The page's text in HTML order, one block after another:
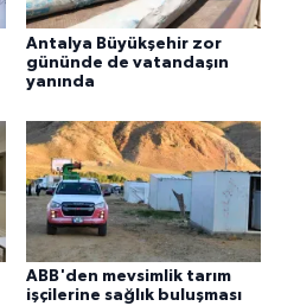
Antalya Büyükşehir zor
gününde de vatandaşın
yanında
ABB'den mevsimlik tarım
işçilerine sağlık buluşması